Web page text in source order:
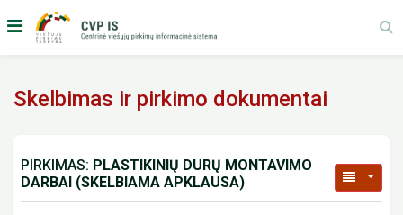
Skelbimas ir pirkimo dokumentai
PIRKIMAS: PLASTIKINIŲ DURŲ MONTAVIMO
DARBAI (SKELBIAMA APKLAUSA)